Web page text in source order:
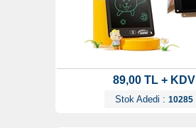
89,00 TL + KDV
Stok Adedi : 10285